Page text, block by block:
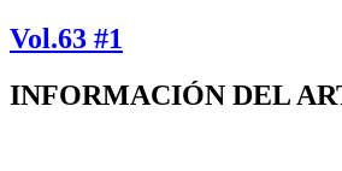
Vol.63 #1
INFORMACIÓN DEL